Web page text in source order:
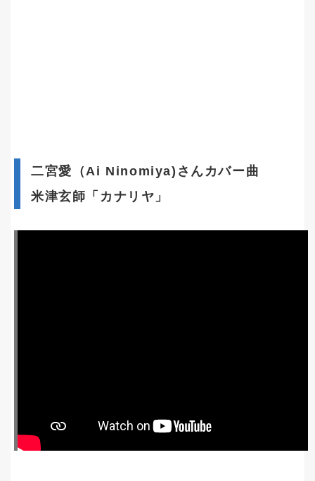
二宮愛（Ai Ninomiya)さんカバー曲
米津玄師「カナリヤ」